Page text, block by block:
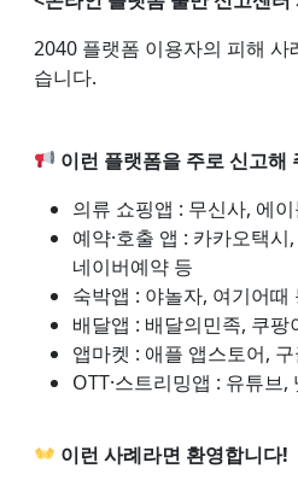
2040 플랫폼 이용자의 피해
습니다.
이런 플랫폼을 주로 신고해
의류 쇼핑앱 : 무신사, 에
예약·호출 앱 : 카카오택
네이버예약 등
숙박앱 : 야놀자, 여기어때
배달앱 : 배달의민족, 쿠팡
앱마켓 : 애플 앱스토어,
OTT·스트리밍앱 : 유튜브
이런 사례라면 환영합니다!